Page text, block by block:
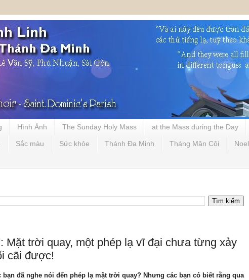
Hình Ảnh The Sunday Holy Mass at the Mass during the Day
Sắc màu Sức khỏe Thánh Đa Minh Tháng Mân Côi Noel
Mặt trời quay, một phép lạ vĩ đại chưa từng xảy
cãi được!
bạn đã nghe nói đến phép lạ mặt trời quay? Nhưng các bạn có biết rằng qua